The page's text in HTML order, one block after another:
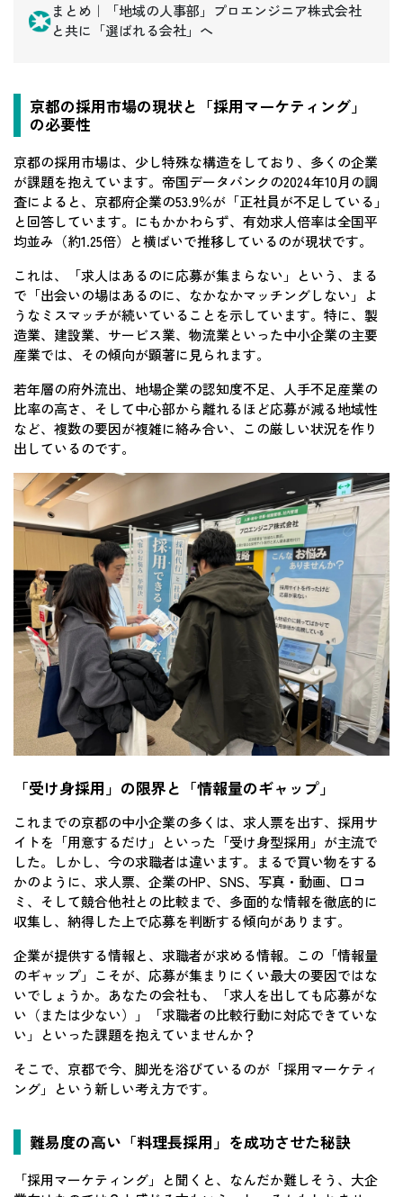
まとめ｜「地域の人事部」プロエンジニア株式会社
と共に「選ばれる会社」へ
京都の採用市場の現状と「採用マーケティング」
の必要性
京都の採用市場は、少し特殊な構造をしており、多くの企業
が課題を抱えています。帝国データバンクの2024年10月の調
査によると、京都府企業の53.9％が「正社員が不足している」
と回答しています。にもかかわらず、有効求人倍率は全国平
均並み（約1.25倍）と横ばいで推移しているのが現状です。
これは、「求人はあるのに応募が集まらない」という、まる
で「出会いの場はあるのに、なかなかマッチングしない」よ
うなミスマッチが続いていることを示しています。特に、製
造業、建設業、サービス業、物流業といった中小企業の主要
産業では、その傾向が顕著に見られます。
若年層の府外流出、地場企業の認知度不足、人手不足産業の
比率の高さ、そして中心部から離れるほど応募が減る地域性
など、複数の要因が複雑に絡み合い、この厳しい状況を作り
出しているのです。
「受け身採用」の限界と「情報量のギャップ」
これまでの京都の中小企業の多くは、求人票を出す、採用サ
イトを「用意するだけ」といった「受け身型採用」が主流で
した。しかし、今の求職者は違います。まるで買い物をする
かのように、求人票、企業のHP、SNS、写真・動画、口コ
ミ、そして競合他社との比較まで、多面的な情報を徹底的に
収集し、納得した上で応募を判断する傾向があります。
企業が提供する情報と、求職者が求める情報。この「情報量
のギャップ」こそが、応募が集まりにくい最大の要因ではな
いでしょうか。あなたの会社も、「求人を出しても応募がな
い（または少ない）」「求職者の比較行動に対応できていな
い」といった課題を抱えていませんか？
そこで、京都で今、脚光を浴びているのが「採用マーケティ
ング」という新しい考え方です。
難易度の高い「料理長採用」を成功させた秘訣
「採用マーケティング」と聞くと、なんだか難しそう、大企